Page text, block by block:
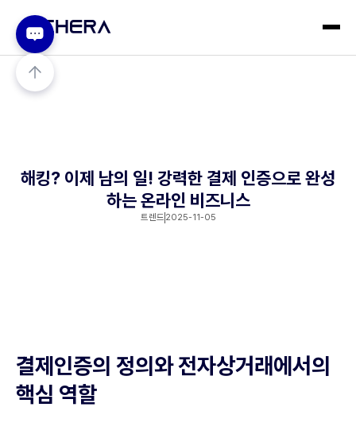
해킹? 이제 남의 일! 강력한 결제 인증으로 완성
하는 온라인 비즈니스
트렌드 2025-11-05
결제인증의 정의와 전자상거래에서의
핵심 역할